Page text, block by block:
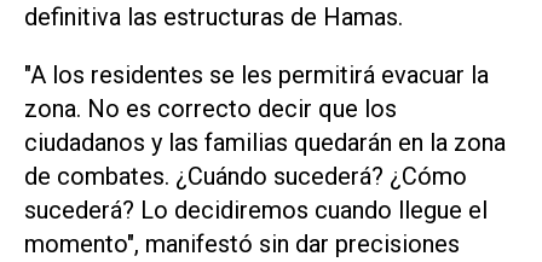
definitiva las estructuras de Hamas.
"A los residentes se les permitirá evacuar la
zona. No es correcto decir que los
ciudadanos y las familias quedarán en la zona
de combates. ¿Cuándo sucederá? ¿Cómo
sucederá? Lo decidiremos cuando llegue el
momento", manifestó sin dar precisiones